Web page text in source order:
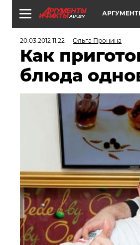
AIF.BY
20.03.2012 11:22 Ольга Пронина
Как
блюда